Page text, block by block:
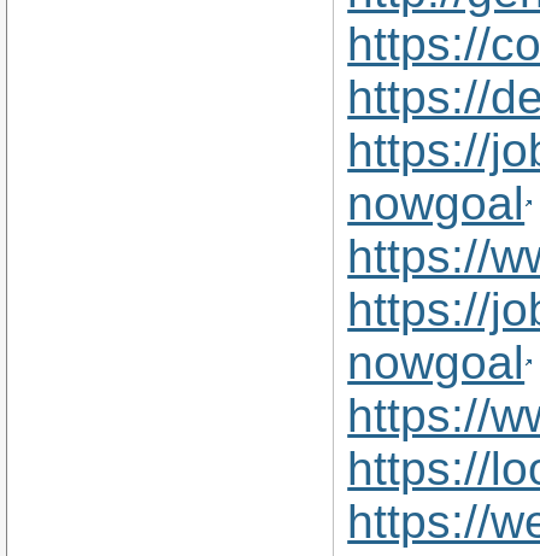
https://
https://
https://
nowgoal
https://
https://
nowgoal
https://
https://
https://